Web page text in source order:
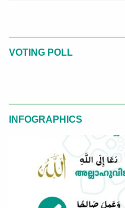
VOTING POLL
INFOGRAPHICS